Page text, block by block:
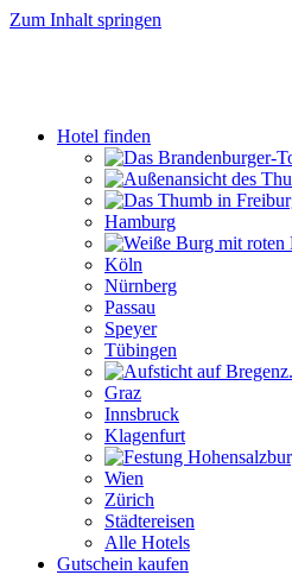
Zum Inhalt springen
Hotel finden
Hamburg
Köln
Nürnberg
Passau
Speyer
Tübingen
Graz
Innsbruck
Klagenfurt
Wien
Zürich
Städtereisen
Alle Hotels
Gutschein kaufen